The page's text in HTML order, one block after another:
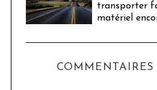
transporter
matériel
COMMENTAIRES